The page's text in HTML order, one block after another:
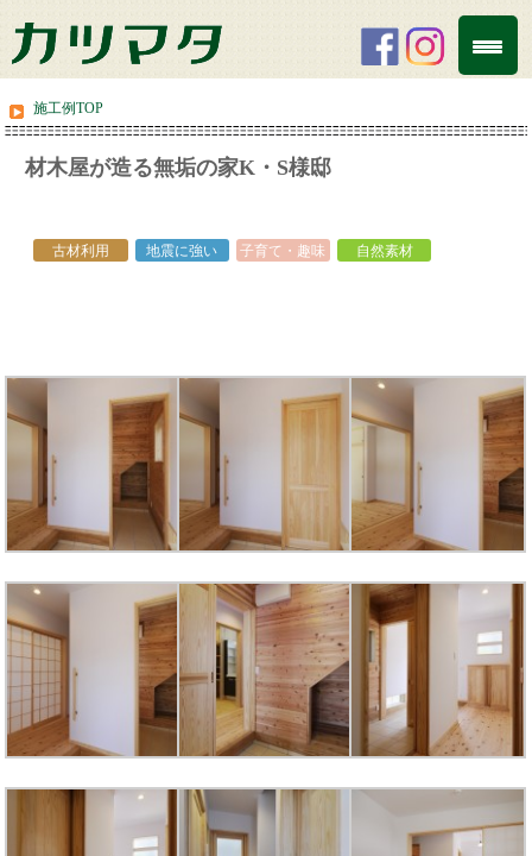
施工例TOP
材木屋が造る無垢の家K・S様邸
古材利用 地震に強い 子育て・趣味 自然素材